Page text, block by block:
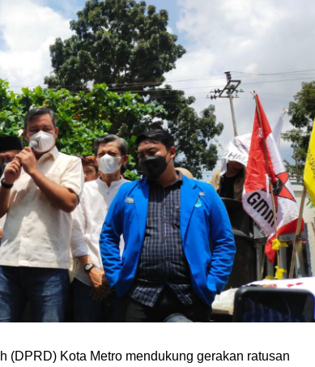
(DPRD) Kota Metro mendukung gerakan ratusan